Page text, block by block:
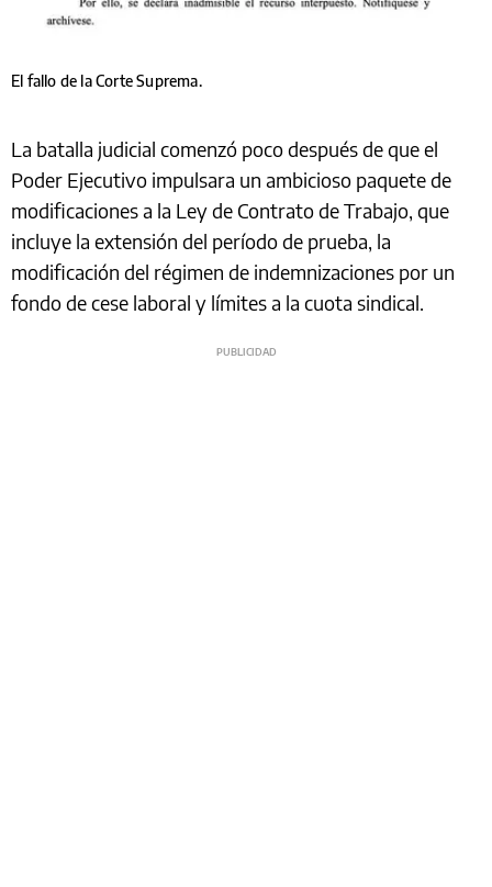
El fallo de la Corte Suprema.
La batalla judicial comenzó poco después de que el
Poder Ejecutivo impulsara un ambicioso paquete de
modificaciones a la Ley de Contrato de Trabajo, que
incluye la extensión del período de prueba, la
modificación del régimen de indemnizaciones por un
fondo de cese laboral y límites a la cuota sindical.